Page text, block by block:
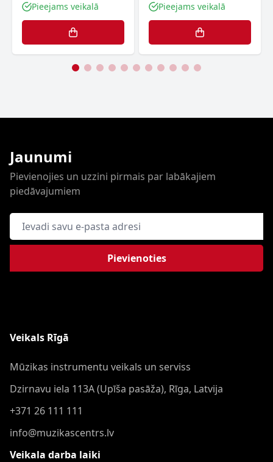
Pieejams veikalā Pieejams veikalā
Jaunumi
Pievienojies un uzzini pirmais par labākajiem
piedāvajumiem
E-pasta adrese
Pievienoties
Veikals Rīgā
Mūzikas instrumentu veikals un serviss
Dzirnavu iela 113A (Upīša pasāža), Rīga, Latvija
+371 26 111 111
info@muzikascentrs.lv
Veikala darba laiki